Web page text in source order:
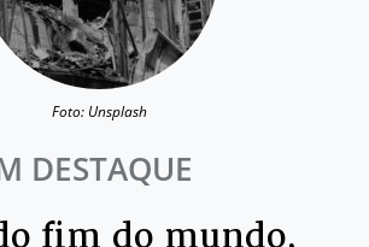
Foto: Unsplash
DESTAQUE
fim do mundo,